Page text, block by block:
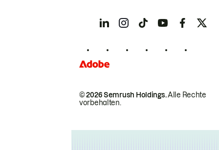
© 2026 Semrush Holdings.Alle Rechte
vorbehalten.